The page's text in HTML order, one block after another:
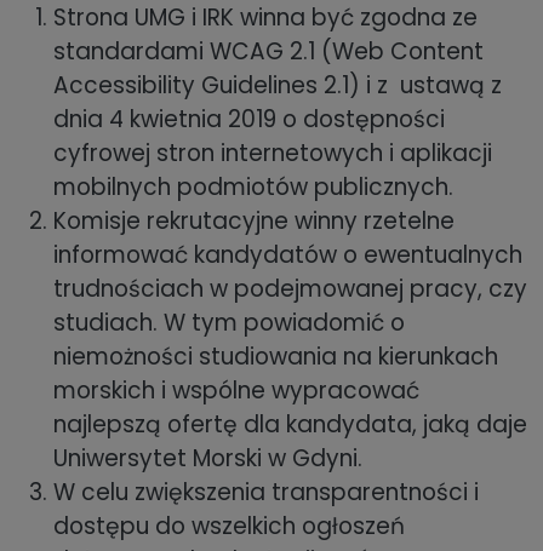
Strona UMG i IRK winna być zgodna ze
standardami WCAG 2.1 (Web Content
Accessibility Guidelines 2.1) i z ustawą z
dnia 4 kwietnia 2019 o dostępności
cyfrowej stron internetowych i aplikacji
mobilnych podmiotów publicznych.
Komisje rekrutacyjne winny rzetelne
informować kandydatów o ewentualnych
trudnościach w podejmowanej pracy, czy
studiach. W tym powiadomić o
niemożności studiowania na kierunkach
morskich i wspólne wypracować
najlepszą ofertę dla kandydata, jaką daje
Uniwersytet Morski w Gdyni.
W celu zwiększenia transparentności i
dostępu do wszelkich ogłoszeń